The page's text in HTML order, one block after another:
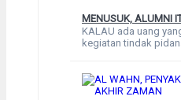
MENUSUK, ALUMNI
KALAU ada uang
kegiatan tindak